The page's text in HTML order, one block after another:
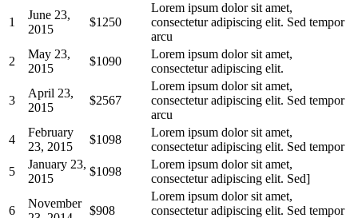
1
June 23,
2015
$1250
Lorem ipsum dolor sit amet,
consectetur adipiscing elit. Sed tempor
arcu
2
May 23,
2015
$1090
Lorem ipsum dolor sit amet,
consectetur adipiscing elit.
3
April 23,
2015
$2567
Lorem ipsum dolor sit amet,
consectetur adipiscing elit. Sed tempor
arcu
4
February
23, 2015
$1098
Lorem ipsum dolor sit amet,
consectetur adipiscing elit. Sed tempor
5
January 23,
2015
$1098
Lorem ipsum dolor sit amet,
consectetur adipiscing elit. Sed]
6
November
$908
Lorem ipsum dolor sit amet,
consectetur adipiscing elit. Sed tempor